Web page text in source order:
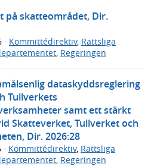
på skatteområdet, Dir.
· Kommittédirektiv, Rättsliga
, Regeringen
dataskyddsreglering
Tullverkets
samt ett stärkt
Skatteverket, Tullverket och
Dir. 2026:28
· Kommittédirektiv, Rättsliga
, Regeringen